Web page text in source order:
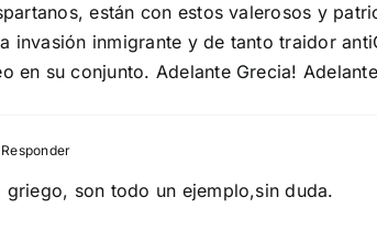
están con estos valerosos y
invasión inmigrante y de tanto traidor
en su conjunto. Adelante Grecia!
son todo un ejemplo,sin duda.